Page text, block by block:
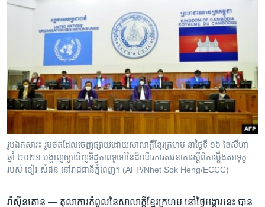
ទំព័រ​
រចនា
សម្ព័ន្ធ​
រំលង​
ទៅ​
កាន់​
ស្វែង​
ព្រឹត្តិការណ៍ព័ត៌មាន
ទូរទស្សន៍ / វីដេអូ​
វិទ្យុ / ផតខាសថ៍
កម្មវិធីទាំងអស់
Khmer English
បណ្តាញ​សង្គម
រូបឯកសារ៖ រូបថតដែលចេញផ្សាយដោយសាលាក្តីខ្មែរក្រហម នាថ្ងៃទី ១៦ ខែសីហា
ឆ្នាំ ២០២១ បង្ហាញឲ្យឃើញទិដ្ឋភាពទូទៅនៃដំណើរការសវនាការស្តីពីការប្តឹងសាទុក្ខ
របស់ ខៀវ សំផន នៅរាជធានីភ្នំពេញ។ (AFP/Nhet Sok Heng/ECCC)
វ៉ាស៊ីនតោន — តុលាការ​កំពូល​នៃ​សាលាក្តី​ខ្មែរ​ក្រហម នៅ​ថ្ងៃ​អង្គារ​នេះ បាន​